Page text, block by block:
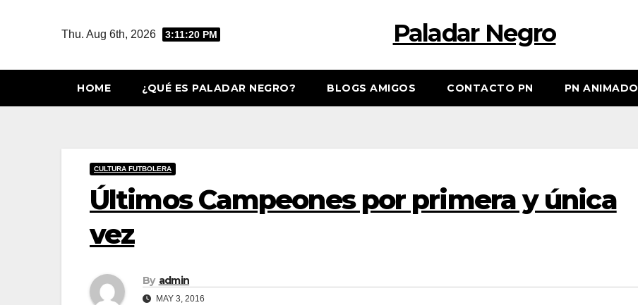
Thu. Aug 6th, 2026 3:11:20 PM Paladar Negro
HOME ¿QUÉ ES PALADAR NEGRO? BLOGS AMIGOS CONTACTO PN PN ANIMADO
CULTURA FUTBOLERA
Últimos Campeones por primera y única
vez
By admin
MAY 3, 2016